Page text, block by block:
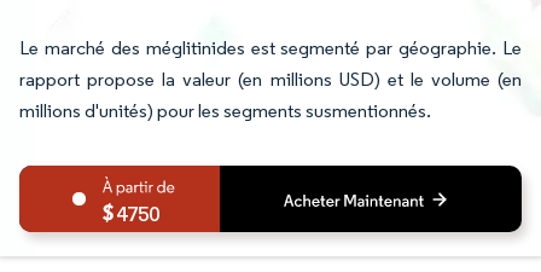
Le marché des méglitinides est segmenté par géographie. Le
rapport propose la valeur (en millions USD) et le volume (en
millions d'unités) pour les segments susmentionnés.
4750